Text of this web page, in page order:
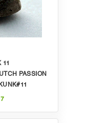
11
PASSION